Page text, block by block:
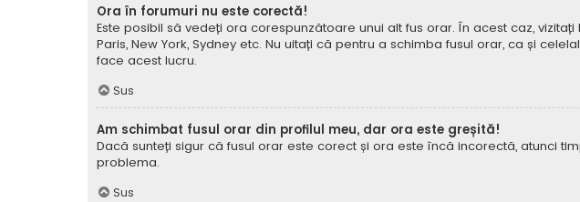
Ora în forumuri nu este corectă!
Este posibil să vedeți ora corespunzătoare unui alt fus orar. În acest caz,
Paris, New York, Sydney etc. Nu uitați că pentru a schimba fusul orar, ca și
face acest lucru.
Sus
Am schimbat fusul orar din profilul meu, dar ora este greșită!
Dacă sunteți sigur că fusul orar este corect și ora este încă incorectă, atunci
problema.
Sus